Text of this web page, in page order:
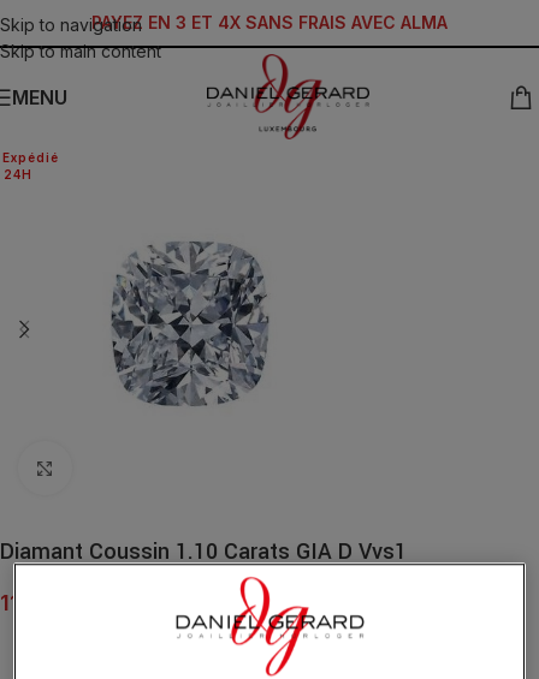
Skip to navigation
Skip to main content
PAYEZ EN 3 ET 4X SANS FRAIS AVEC ALMA
MENU
24H
Expédié
Diamant Coussin 1.10 Carats GIA D Vvs1
11 000.00